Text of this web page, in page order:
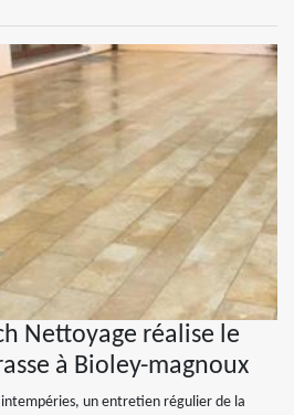
Nettoyage réalise le
à Bioley-magnoux
un entretien régulier de la